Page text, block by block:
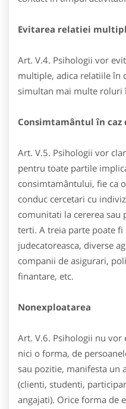
Evitarea relatiei
Art. V.4. Psihologii vor
multiple, adica relatiile în
simultan mai multe roluri
Consimtamântul în
Art. V.5. Psihologii vor
pentru toate partile
consimtamântului, fie ca
conduc cercetari cu
comunitati la cererea sau
terti. A treia parte poate fi
judecatoreasca, diverse
companii de asigurari,
finantare, etc.
Nonexploatarea
Art. V.6. Psihologii nu
nici o forma, de
sau pozitie, manifesta un
(clienti, studenti,
angajati). Orice forma de